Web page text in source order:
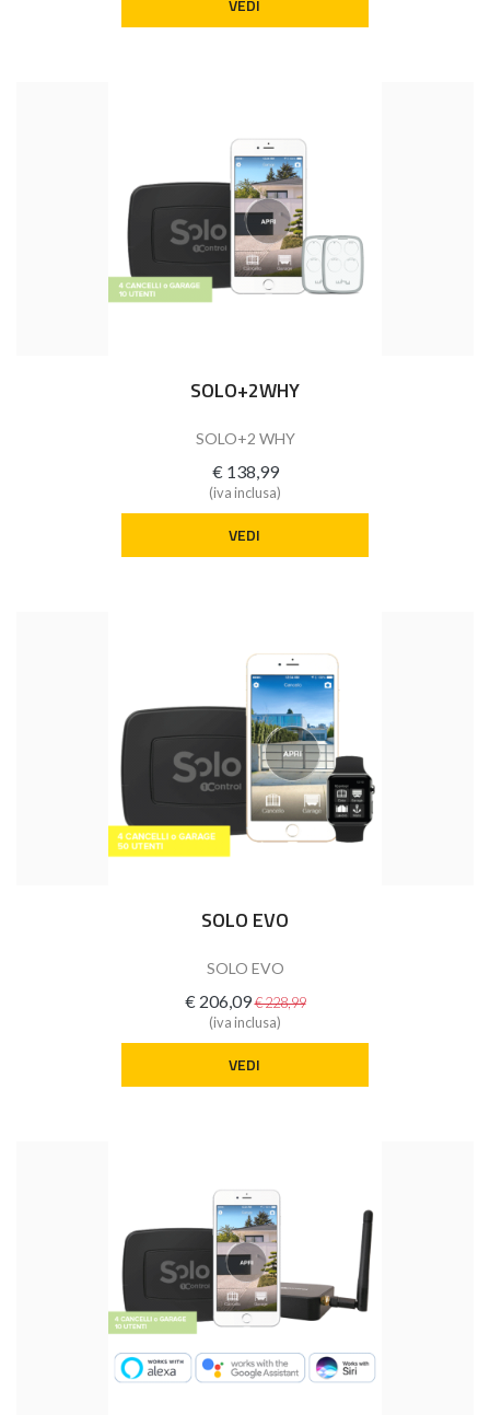
SOLO+2WHY
SOLO+2 WHY
€ 138,99
(iva inclusa)
VEDI
SOLO EVO
SOLO EVO
€ 206,09€ 228,99
(iva inclusa)
VEDI